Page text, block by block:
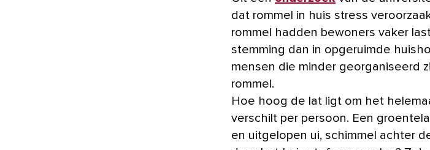
dat rommel in huis stress
rommel hadden bewoners vaker
stemming dan in opgeruimde
mensen die minder georganiseerd
rommel.
Hoe hoog de lat ligt om het
verschilt per persoon. Een
en uitgelopen ui, schimmel achter